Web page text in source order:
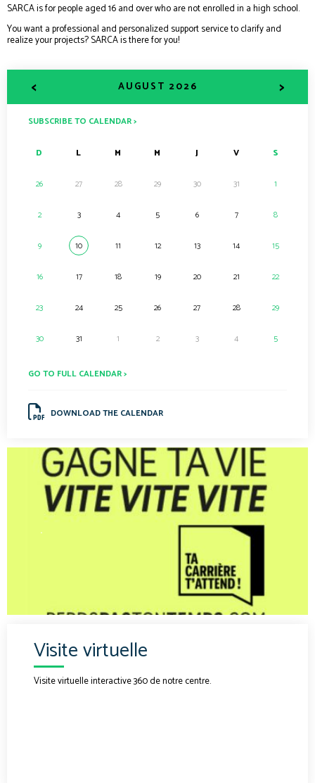
SARCA is for people aged 16 and over who are not enrolled in a high school.
You want a professional and personalized support service to clarify and
realize your projects? SARCA is there for you!
< AUGUST 2026 >
SUBSCRIBE TO CALENDAR >
D L M M J V S
26 27 28 29 30 31 1
2 3 4 5 6 7 8
9 10 11 12 13 14 15
16 17 18 19 20 21 22
23 24 25 26 27 28 29
30 31 1 2 3 4 5
GO TO FULL CALENDAR >
DOWNLOAD THE CALENDAR
.
Visite virtuelle
Visite virtuelle interactive 360 de notre centre.